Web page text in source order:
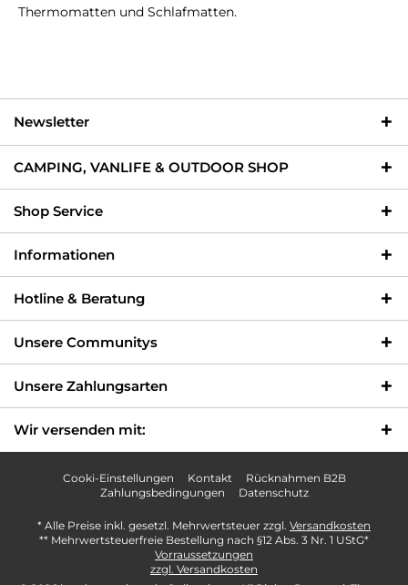
Thermomatten und Schlafmatten.
Newsletter
CAMPING, VANLIFE & OUTDOOR SHOP
Shop Service
Informationen
Hotline & Beratung
Unsere Communitys
Unsere Zahlungsarten
Wir versenden mit:
Cooki-Einstellungen Kontakt
Rücknahmen B2B
Zahlungsbedingungen
Datenschutz
* Alle Preise inkl. gesetzl. Mehrwertsteuer zzgl. Versandkosten
** Mehrwertsteuerfreie Bestellung nach §12 Abs. 3 Nr. 1 UStG*
Vorraussetzungen
zzgl. Versandkosten